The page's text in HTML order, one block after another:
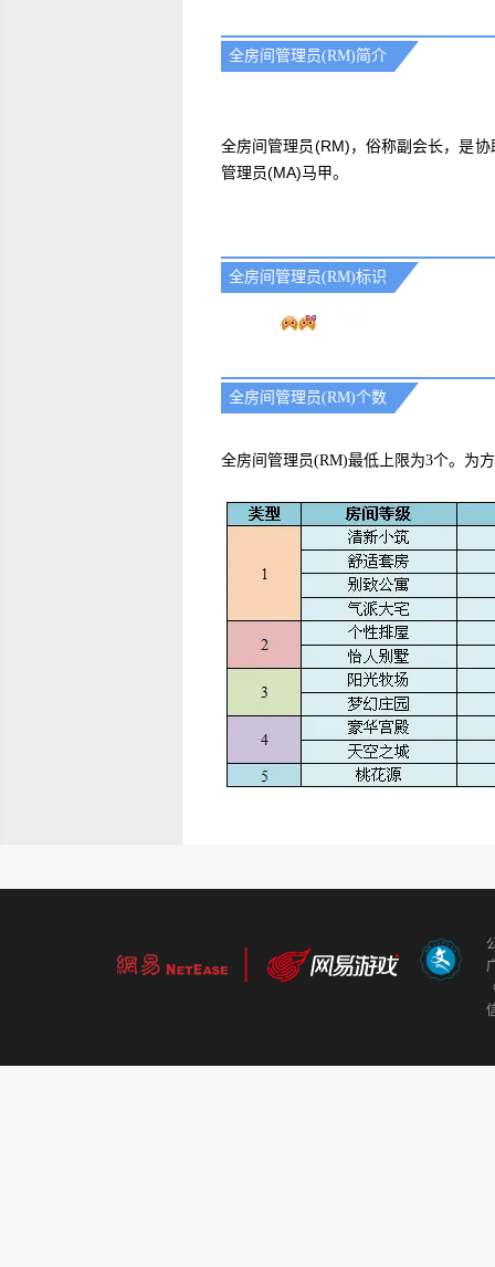
全房间管理员(RM)简介
全房间管理员(RM)，俗称副会长，是
管理员(MA)马甲。
全房间管理员(RM)标识
全房间管理员(RM)个数
全房间管理员(RM)最低上限为3个。为